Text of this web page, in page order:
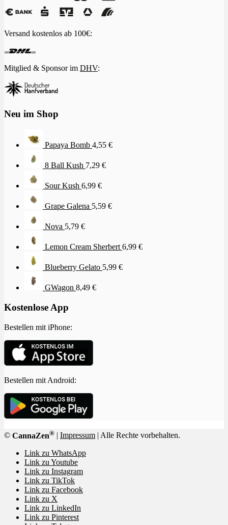
Versand kostenlos ab 100€:
Mitglied & Sponsor im DHV:
Neu im Shop
Papaya Bomb 4,55 €
8 Ball Kush 7,29 €
Sour Kush 6,99 €
Grape Galena 5,59 €
Nova 5,79 €
Lemon Cream Sherbert 6,99 €
Blueberry Gelato 5,99 €
GWagon 8,49 €
Kostenlose App
Bestellen mit iPhone:
Bestellen mit Android:
© CannaZen® Impressum | Alle Rechte vorbehalten.
Link zu WhatsApp
Link zu Youtube
Link zu Instagram
Link zu TikTok
Link zu Facebook
Link zu X
Link zu LinkedIn
Link zu Pinterest